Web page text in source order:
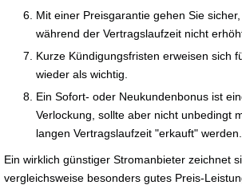
Mit einer Preisgarantie gehen Sie
während der Vertragslaufzeit nicht
Kurze Kündigungsfristen erweisen sich
wieder als wichtig.
Ein Sofort- oder Neukundenbonus ist
Verlockung, sollte aber nicht unbedingt
langen Vertragslaufzeit "erkauft" werden.
Ein wirklich günstiger Stromanbieter zeichnet
vergleichsweise besonders gutes Preis-